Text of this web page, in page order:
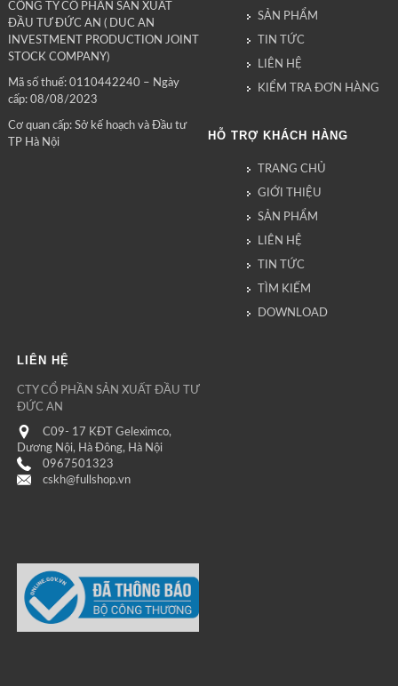
CÔNG TY CỔ PHẦN SẢN XUẤT
ĐẦU TƯ ĐỨC AN ( DUC AN
INVESTMENT PRODUCTION JOINT
STOCK COMPANY)
Mã số thuế: 0110442240 – Ngày
cấp: 08/08/2023
Cơ quan cấp: Sở kế hoạch và Đầu tư
TP Hà Nội
SẢN PHẨM
TIN TỨC
LIÊN HỆ
KIỂM TRA ĐƠN HÀNG
HỖ TRỢ KHÁCH HÀNG
TRANG CHỦ
GIỚI THIỆU
SẢN PHẨM
LIÊN HỆ
TIN TỨC
TÌM KIẾM
DOWNLOAD
LIÊN HỆ
CTY CỔ PHẦN SẢN XUẤT ĐẦU TƯ
ĐỨC AN
C09- 17 KĐT Geleximco,
Dương Nội, Hà Đông, Hà Nội
0967501323
cskh@fullshop.vn